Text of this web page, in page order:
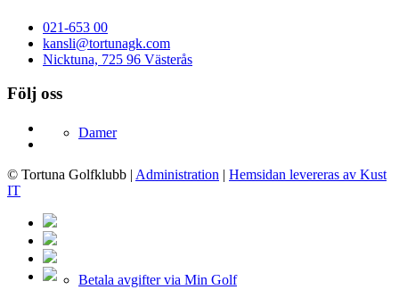
Damer
Betala avgifter via Min Golf
021-653 00
kansli@tortunagk.com
Nicktuna, 725 96 Västerås
Följ oss
© Tortuna Golfklubb | Administration | Hemsidan levereras av Kust
IT